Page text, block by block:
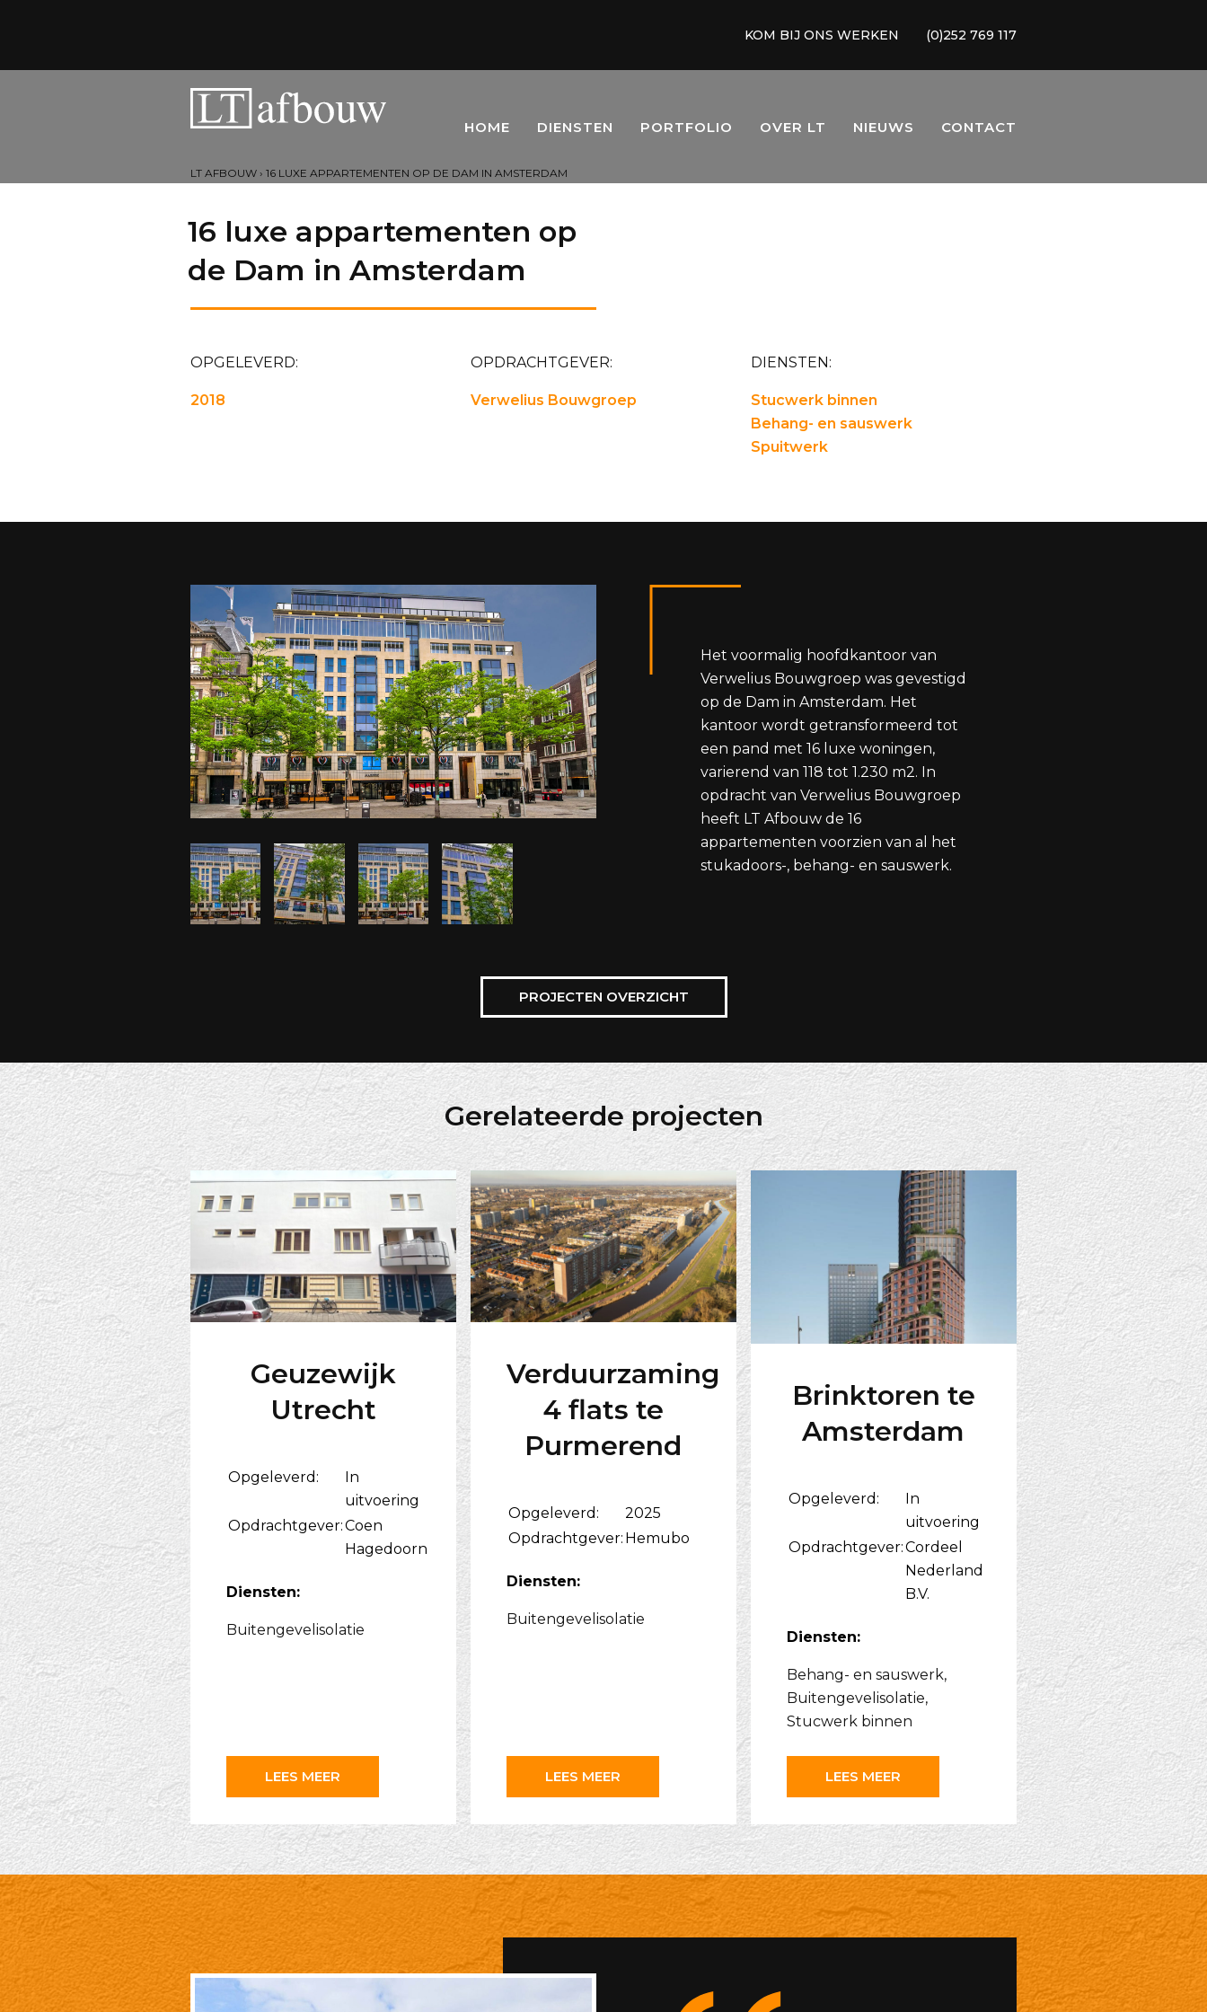
(0)252 769 117
KOM BIJ ONS WERKEN
HOME DIENSTEN PORTFOLIO OVER LT NIEUWS CONTACT
LT AFBOUW › 16 LUXE APPARTEMENTEN OP DE DAM IN AMSTERDAM
16 luxe appartementen op
de Dam in Amsterdam
OPGELEVERD:
2018
OPDRACHTGEVER:
Verwelius Bouwgroep
DIENSTEN:
Stucwerk binnen
Behang- en sauswerk
Spuitwerk
Het voormalig hoofdkantoor van
Verwelius Bouwgroep was gevestigd
op de Dam in Amsterdam. Het
kantoor wordt getransformeerd tot
een pand met 16 luxe woningen,
varierend van 118 tot 1.230 m2. In
opdracht van Verwelius Bouwgroep
heeft LT Afbouw de 16
appartementen voorzien van al het
stukadoors-, behang- en sauswerk.
PROJECTEN OVERZICHT
Gerelateerde projecten
Geuzewijk
Utrecht
Opgeleverd:
In
uitvoering
Opdrachtgever:Coen
Hagedoorn
Diensten:
Buitengevelisolatie
LEES MEER
Verduurzaming
4 flats te
Purmerend
Opgeleverd:
2025
Opdrachtgever: Hemubo
Diensten:
Buitengevelisolatie
LEES MEER
Brinktoren te
Amsterdam
Opgeleverd:
In
uitvoering
Opdrachtgever:Cordeel
Nederland
B.V.
Diensten:
Behang- en sauswerk,
Buitengevelisolatie,
Stucwerk binnen
LEES MEER